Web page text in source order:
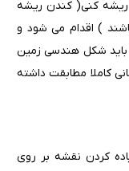
کنی( کندن ریشه
) اقدام می شود و
باید شکل هندسی زمین
کاملا مطابقت داشته
کردن نقشه بر روی